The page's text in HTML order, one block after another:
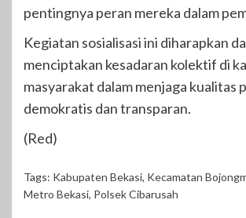
pentingnya peran mereka dalam
Kegiatan sosialisasi ini diharapkan
menciptakan kesadaran kolektif di
masyarakat dalam menjaga kualitas
demokratis dan transparan.
(Red)
Tags: Kabupaten Bekasi, Kecamatan
Metro Bekasi, Polsek Cibarusah